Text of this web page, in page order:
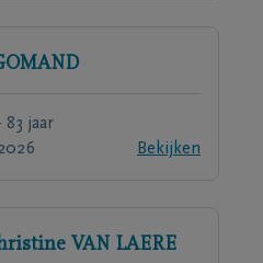
83 jaar
Bekijken
VAN LAERE